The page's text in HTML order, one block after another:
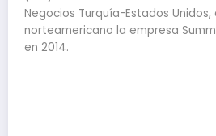
Negocios Turquía-Estados
norteamericano la empresa
en 2014.